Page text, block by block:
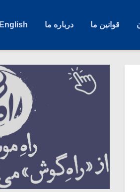
قوانین ما درباره ما English